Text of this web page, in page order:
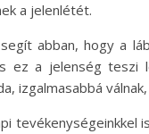
a jelenlétét.
abban, hogy a
ez a jelenség
izgalmasabbá
tevékenységeinkkel